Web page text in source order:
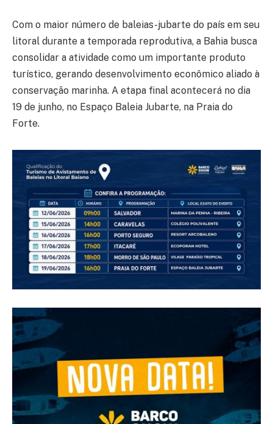
Com o maior número de baleias-jubarte do país em seu
litoral durante a temporada reprodutiva, a Bahia busca
consolidar a atividade como um importante produto
turístico, gerando desenvolvimento econômico aliado à
conservação marinha. A etapa final acontecerá no dia
19 de junho, no Espaço Baleia Jubarte, na Praia do
Forte.